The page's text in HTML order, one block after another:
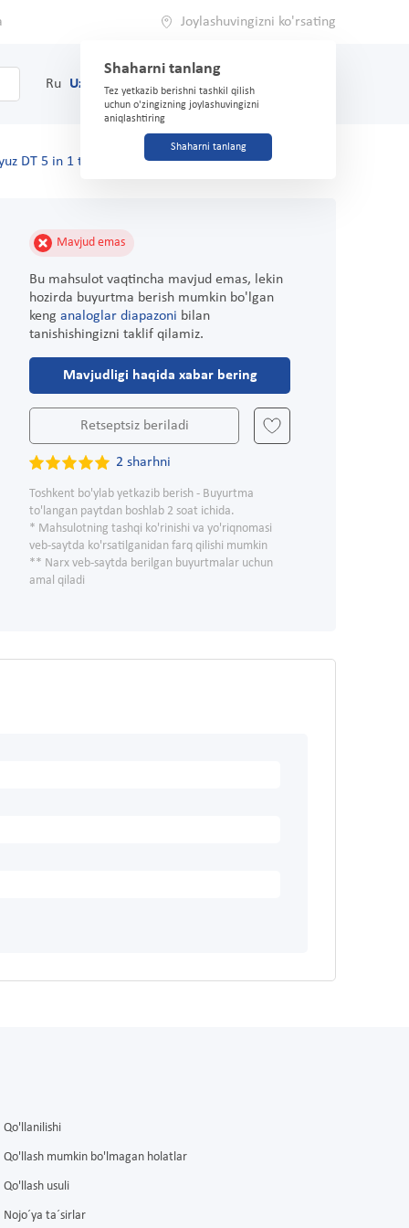
Joylashuvingizni ko'rsating
Shaharni tanlang
Tez yetkazib berishni tashkil qilish
uchun o'zingizning joylashuvingizni
aniqlashtiring
Shaharni tanlang
Ru Uz (71) 200-03-03
DT 5 in 1 toraytiruvchi 170 ml
Mavjud emas
Bu mahsulot vaqtincha mavjud emas, lekin
hozirda buyurtma berish mumkin bo'lgan
keng analoglar diapazoni bilan
tanishishingizni taklif qilamiz.
Mavjudligi haqida xabar bering
Retseptsiz beriladi
2 sharhni
Toshkent bo'ylab yetkazib berish - Buyurtma
to'langan paytdan boshlab 2 soat ichida.
* Mahsulotning tashqi ko'rinishi va yo'riqnomasi
veb-saytda ko'rsatilganidan farq qilishi mumkin
** Narx veb-saytda berilgan buyurtmalar uchun
amal qiladi
Qo'llanilishi
Qo'llash mumkin bo'lmagan holatlar
Qo'llash usuli
Nojo´ya ta´sirlar